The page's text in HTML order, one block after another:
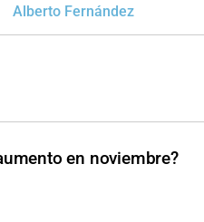
Alberto Fernández
en noviembre?